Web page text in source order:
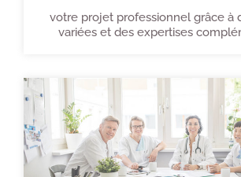
votre projet professionnel grâce à
variées et des expertises